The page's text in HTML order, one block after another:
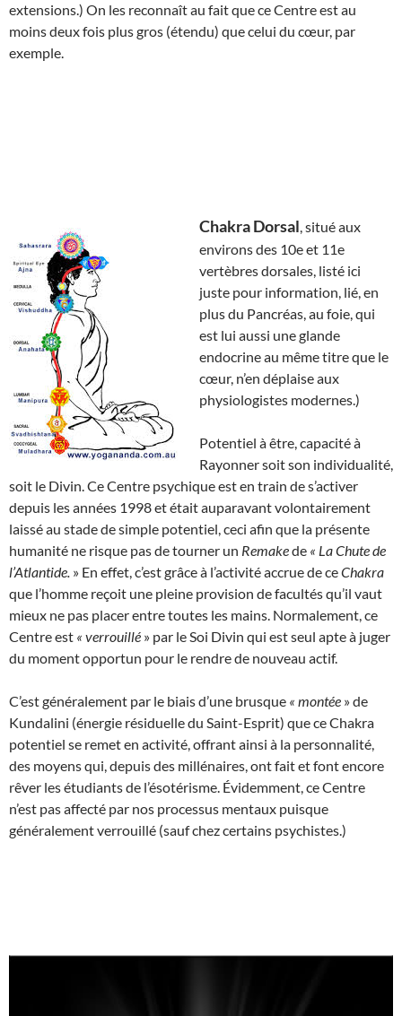
extensions.) On les reconnaît au fait que ce Centre est au
moins deux fois plus gros (étendu) que celui du cœur, par
exemple.
Chakra Dorsal, situé aux
environs des 10e et 11e
vertèbres dorsales, listé ici
juste pour information, lié, en
plus du Pancréas, au foie, qui
est lui aussi une glande
endocrine au même titre que le
cœur, n’en déplaise aux
physiologistes modernes.)
Potentiel à être, capacité à
Rayonner soit son individualité,
soit le Divin. Ce Centre psychique est en train de s’activer
depuis les années 1998 et était auparavant volontairement
laissé au stade de simple potentiel, ceci afin que la présente
humanité ne risque pas de tourner un Remakede « La Chute de
l’Atlantide. » En effet, c’est grâce à l’activité accrue de ceChakra
que l’homme reçoit une pleine provision de facultés qu’il vaut
mieux ne pas placer entre toutes les mains. Normalement, ce
Centre est « verrouillé » par le Soi Divin qui est seul apte à juger
du moment opportun pour le rendre de nouveau actif.
C’est généralement par le biais d’une brusque « montée » de
Kundalini (énergie résiduelle du Saint-Esprit) que ce Chakra
potentiel se remet en activité, offrant ainsi à la personnalité,
des moyens qui, depuis des millénaires, ont fait et font encore
rêver les étudiants de l’ésotérisme. Évidemment, ce Centre
n’est pas affecté par nos processus mentaux puisque
généralement verrouillé (sauf chez certains psychistes.)